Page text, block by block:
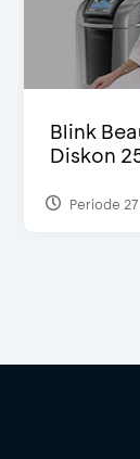
Blink
Diskon
Periode